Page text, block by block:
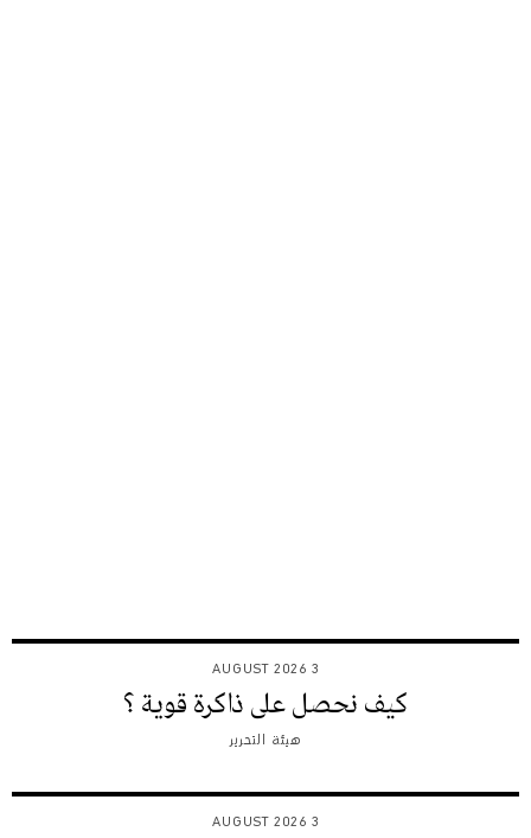
3 AUGUST 2026
كيف نحصل على ذاكرة قوية ؟
هيئة التحرير
3 AUGUST 2026